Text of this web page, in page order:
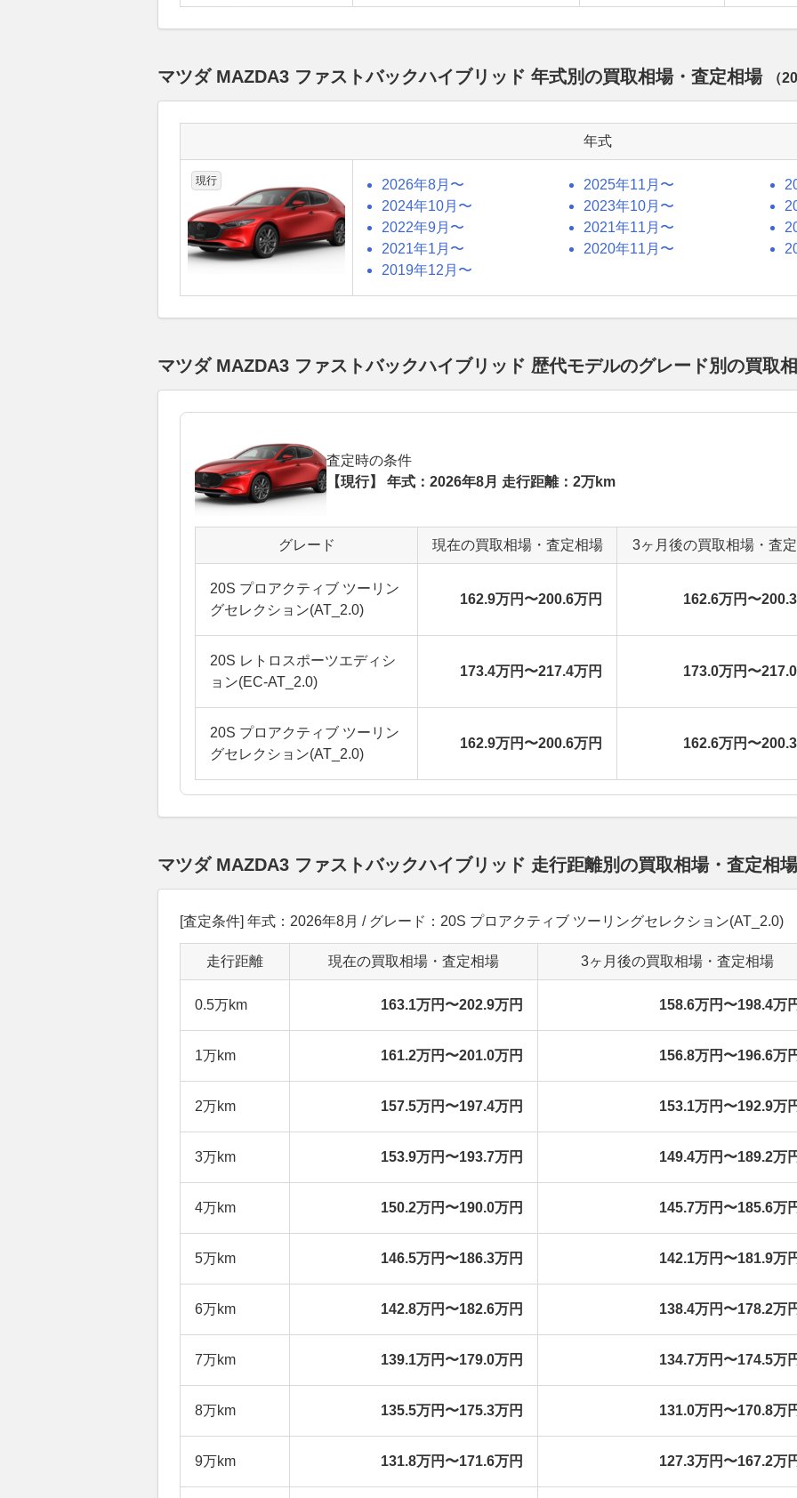
マツダ MAZDA3 ファストバックハイブリッド 年式別の買取相場・査定相場 （
年式
現行 2026年8月〜 2025年11月〜
2024年10月〜
2023年10月〜
2022年9月〜
2021年11月〜
2021年1月〜
2020年11月〜
2019年12月〜
マツダ MAZDA3 ファストバックハイブリッド 歴代モデルのグレード別の買取
査定時の条件
【現行】 年式：2026年8月 走行距離：2万km
グレード 現在の買取相場・査定相場 3ヶ月後の買取相場・査
20S プロアクティブ ツーリン
グセレクション(AT_2.0)
162.9万円〜200.6万円 162.6万円〜
20S レトロスポーツエディシ
ョン(EC-AT_2.0)
173.4万円〜217.4万円 173.0万円〜
20S プロアクティブ ツーリン
グセレクション(AT_2.0)
162.9万円〜200.6万円 162.6万円〜
マツダ MAZDA3 ファストバックハイブリッド 走行距離別の買取相場・査定相
[査定条件] 年式：2026年8月 / グレード：20S プロアクティブ ツーリングセレクション(AT_2.0)
走行距離 現在の買取相場・査定相場 3ヶ月後の買取相場・査定相場
0.5万km 163.1万円〜202.9万円 158.6万円〜198.4万
1万km 161.2万円〜201.0万円 156.8万円〜196.6万
2万km 157.5万円〜197.4万円 153.1万円〜192.9万
3万km 153.9万円〜193.7万円 149.4万円〜189.2万
4万km 150.2万円〜190.0万円 145.7万円〜185.6万
5万km 146.5万円〜186.3万円 142.1万円〜181.9万
6万km 142.8万円〜182.6万円 138.4万円〜178.2万
7万km 139.1万円〜179.0万円 134.7万円〜174.5万
8万km 135.5万円〜175.3万円 131.0万円〜170.8万
9万km 131.8万円〜171.6万円 127.3万円〜167.2万